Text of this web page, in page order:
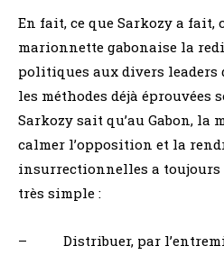
En fait, ce que Sarkozy a fait,
marionnette gabonaise la
politiques aux divers leaders
les méthodes déjà éprouvées
Sarkozy sait qu’au Gabon, la
calmer l’opposition et la
insurrectionnelles a toujours
très simple :
– Distribuer, par